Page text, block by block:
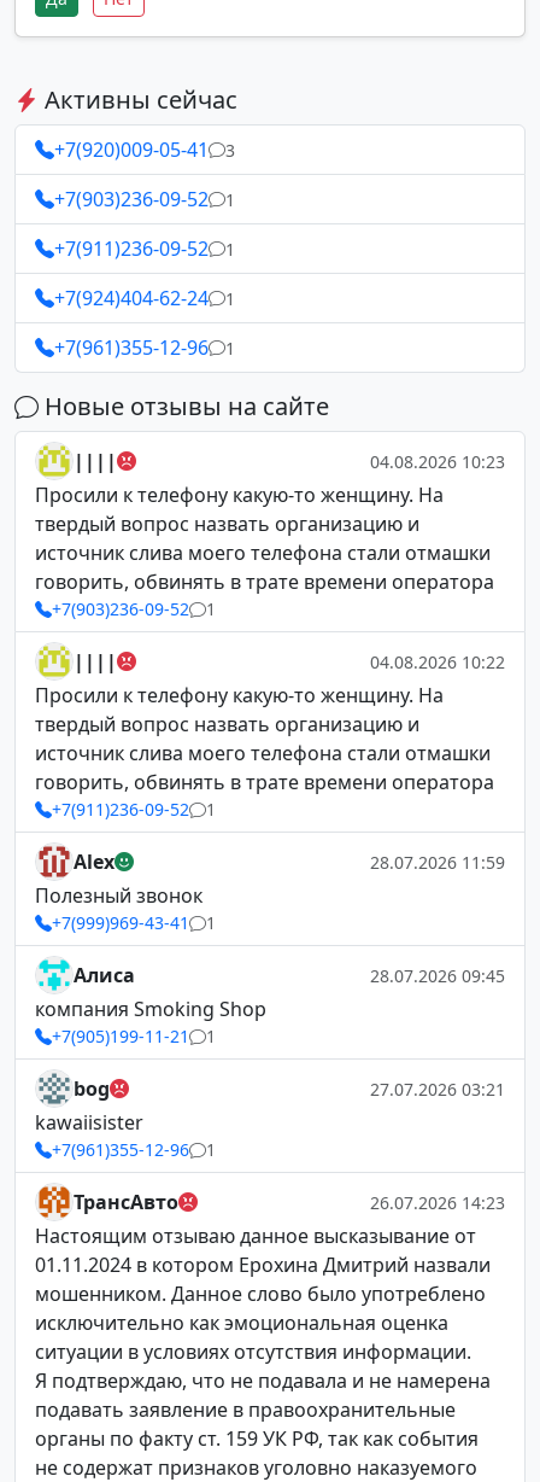
Активны сейчас
+7(920)009-05-41 3
+7(903)236-09-52 1
+7(911)236-09-52 1
+7(924)404-62-24 1
+7(961)355-12-96 1
Новые отзывы на сайте
|||| 04.08.2026 10:23
Просили к телефону какую-то женщину. На
твердый вопрос назвать организацию и
источник слива моего телефона стали отмашки
говорить, обвинять в трате времени оператора
+7(903)236-09-52 1
|||| 04.08.2026 10:22
Просили к телефону какую-то женщину. На
твердый вопрос назвать организацию и
источник слива моего телефона стали отмашки
говорить, обвинять в трате времени оператора
+7(911)236-09-52 1
Alex 28.07.2026 11:59
Полезный звонок
+7(999)969-43-41 1
Алиса 28.07.2026 09:45
компания Smoking Shop
+7(905)199-11-21 1
bog 27.07.2026 03:21
kawaiisister
+7(961)355-12-96 1
ТрансАвто 26.07.2026 14:23
Настоящим отзываю данное высказывание от
01.11.2024 в котором Ерохина Дмитрий назвали
мошенником. Данное слово было употреблено
исключительно как эмоциональная оценка
ситуации в условиях отсутствия информации.
Я подтверждаю, что не подавала и не намерена
подавать заявление в правоохранительные
органы по факту ст. 159 УК РФ, так как события
не содержат признаков уголовно наказуемого